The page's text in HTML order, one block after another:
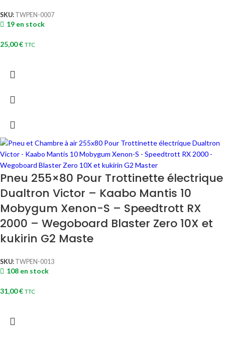
SKU: TWPEN-0007
19 en stock
25,00€ TTC
Pneu 255×80 Pour Trottinette électrique
Dualtron Victor – Kaabo Mantis 10
Mobygum Xenon-S – Speedtrott RX
2000 – Wegoboard Blaster Zero 10X et
kukirin G2 Maste
SKU: TWPEN-0013
108 en stock
31,00€ TTC